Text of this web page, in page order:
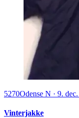
5270Odense N · 9.
Vinterjakke